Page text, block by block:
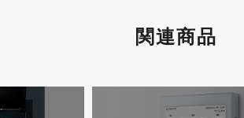
関連商品